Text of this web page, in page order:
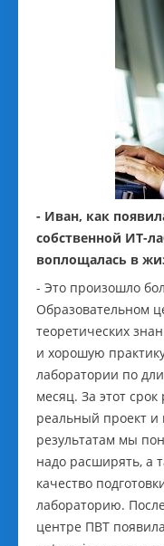
- Иван, как
собственной ИТ-
воплощалась в
- Это произошло
Образовательном
теоретических
и хорошую
лаборатории по
месяц. За этот
реальный проект и
результатам мы
надо расширять, а
качество
лабораторию.
центре ПВТ